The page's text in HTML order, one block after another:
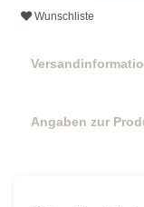
Wunschliste
Angaben zur